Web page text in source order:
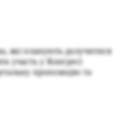
які планують долучитися
участь у Конгресі
пропозицію та